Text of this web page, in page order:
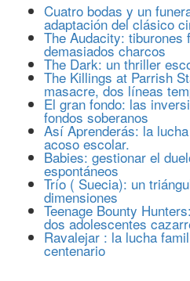
Cuatro bodas y un
adaptación del clásico
The Audacity: tiburones
demasiados charcos
The Dark: un thriller
The Killings at Parrish
masacre, dos líneas
El gran fondo: las
fondos soberanos
Así Aprenderás: la
acoso escolar.
Babies: gestionar el
espontáneos
Trío ( Suecia): un
dimensiones
Teenage Bounty
dos adolescentes
Ravalejar : la lucha
centenario